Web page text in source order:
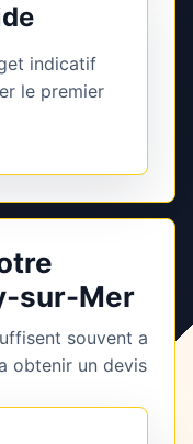
indicatif
le premier
sur-Mer
souvent a
obtenir un devis